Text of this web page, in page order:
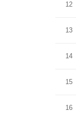
12
13
14
15
16